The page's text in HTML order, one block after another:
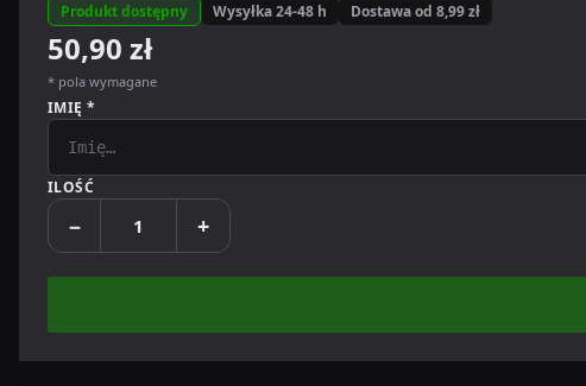
Produkt dostępny Wysyłka 24-48 h Dostawa od 8,99 zł
50,90 zł
* pola wymagane
IMIĘ *
ILOŚĆ
− +